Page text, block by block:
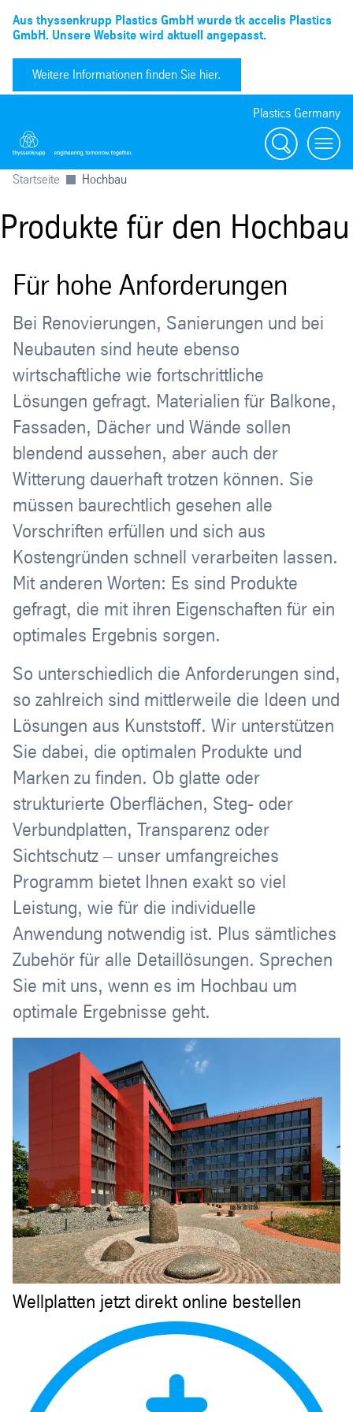
Aus thyssenkrupp Plastics GmbH wurde tk accelis Plastics
GmbH. Unsere Website wird aktuell angepasst.
Weitere Informationen finden Sie hier.
Plastics Germany
Suchen menu
Startseite Hochbau
Produkte für den Hochbau
Für hohe Anforderungen
Bei Renovierungen, Sanierungen und bei
Neubauten sind heute ebenso
wirtschaftliche wie fortschrittliche
Lösungen gefragt. Materialien für Balkone,
Fassaden, Dächer und Wände sollen
blendend aussehen, aber auch der
Witterung dauerhaft trotzen können. Sie
müssen baurechtlich gesehen alle
Vorschriften erfüllen und sich aus
Kostengründen schnell verarbeiten lassen.
Mit anderen Worten: Es sind Produkte
gefragt, die mit ihren Eigenschaften für ein
optimales Ergebnis sorgen.
So unterschiedlich die Anforderungen sind,
so zahlreich sind mittlerweile die Ideen und
Lösungen aus Kunststoff. Wir unterstützen
Sie dabei, die optimalen Produkte und
Marken zu finden. Ob glatte oder
strukturierte Oberflächen, Steg- oder
Verbundplatten, Transparenz oder
Sichtschutz – unser umfangreiches
Programm bietet Ihnen exakt so viel
Leistung, wie für die individuelle
Anwendung notwendig ist. Plus sämtliches
Zubehör für alle Detaillösungen. Sprechen
Sie mit uns, wenn es im Hochbau um
optimale Ergebnisse geht.
Wellplatten jetzt direkt online bestellen